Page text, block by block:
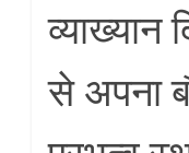
व्याख्यान
से अपना